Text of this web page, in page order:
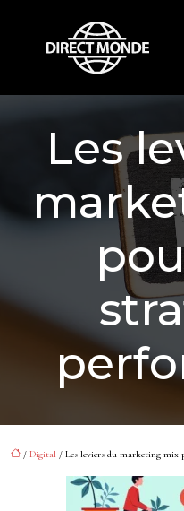
Les
/ Digital / Les leviers du marketing mix